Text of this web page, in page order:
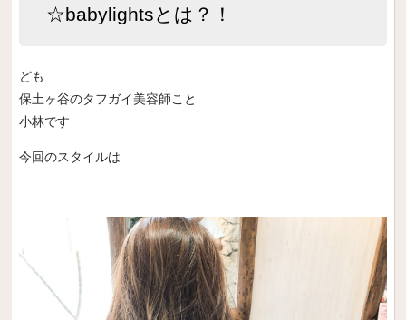
☆babylightsとは？！
ども
保土ヶ谷のタフガイ美容師こと
小林です
今回のスタイルは